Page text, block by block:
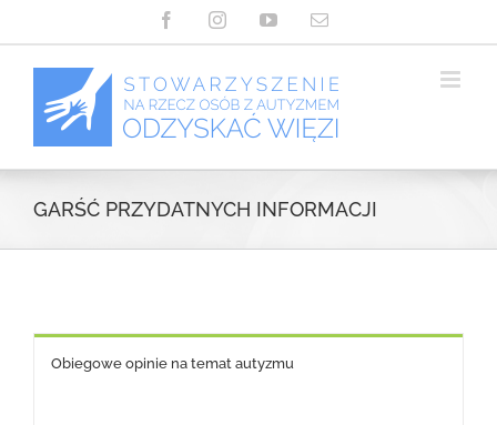
FacebookInstagramYouTubeEmail
GARŚĆ PRZYDATNYCH INFORMACJI
Obiegowe opinie na temat autyzmu